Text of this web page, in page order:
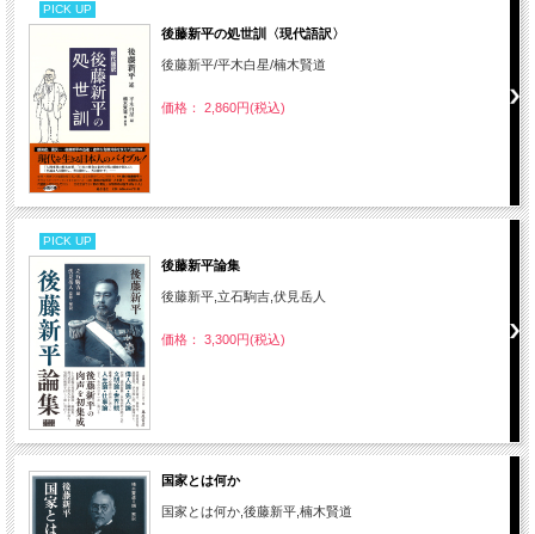
PICK UP
後藤新平の処世訓〈現代語訳〉
後藤新平/平木白星/楠木賢道
価格： 2,860円(税込)
PICK UP
後藤新平論集
後藤新平,立石駒吉,伏見岳人
価格： 3,300円(税込)
国家とは何か
国家とは何か,後藤新平,楠木賢道